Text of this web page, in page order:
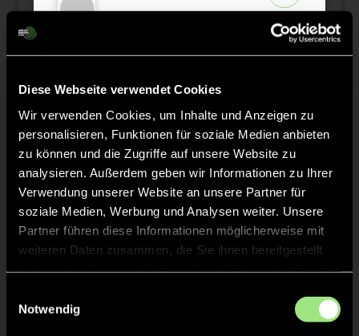
Diese Webseite verwendet Cookies
Wir verwenden Cookies, um Inhalte und Anzeigen zu
personalisieren, Funktionen für soziale Medien anbieten
zu können und die Zugriffe auf unsere Website zu
analysieren. Außerdem geben wir Informationen zu Ihrer
Verwendung unserer Website an unsere Partner für
soziale Medien, Werbung und Analysen weiter. Unsere
Partner führen diese Informationen möglicherweise mit
weiteren Daten zusammen, die Sie ihnen bereitgestellt
Notwendig
17
Ella B.
Staff
Michael BROSCHINSKI